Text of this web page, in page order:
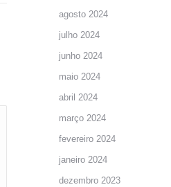
agosto 2024
julho 2024
junho 2024
maio 2024
abril 2024
março 2024
fevereiro 2024
janeiro 2024
dezembro 2023